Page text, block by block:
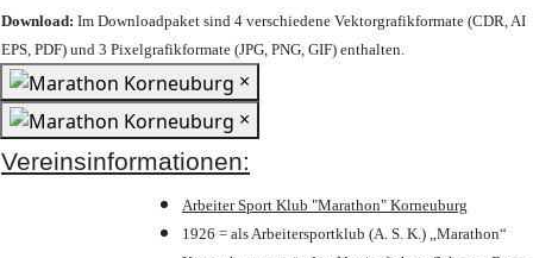
Download: Im Downloadpaket sind 4 verschiedene Vektorgrafikformate (CDR, AI
EPS, PDF) und 3 Pixelgrafikformate (JPG, PNG, GIF) enthalten.
×
×
Vereinsinformationen:
Arbeiter Sport Klub "Marathon" Korneuburg
1926 = als Arbeitersportklub (A. S. K.) „Marathon“